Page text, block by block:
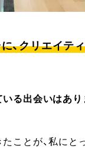
、クリエイテ
る出会いはあり
ことが、私にと